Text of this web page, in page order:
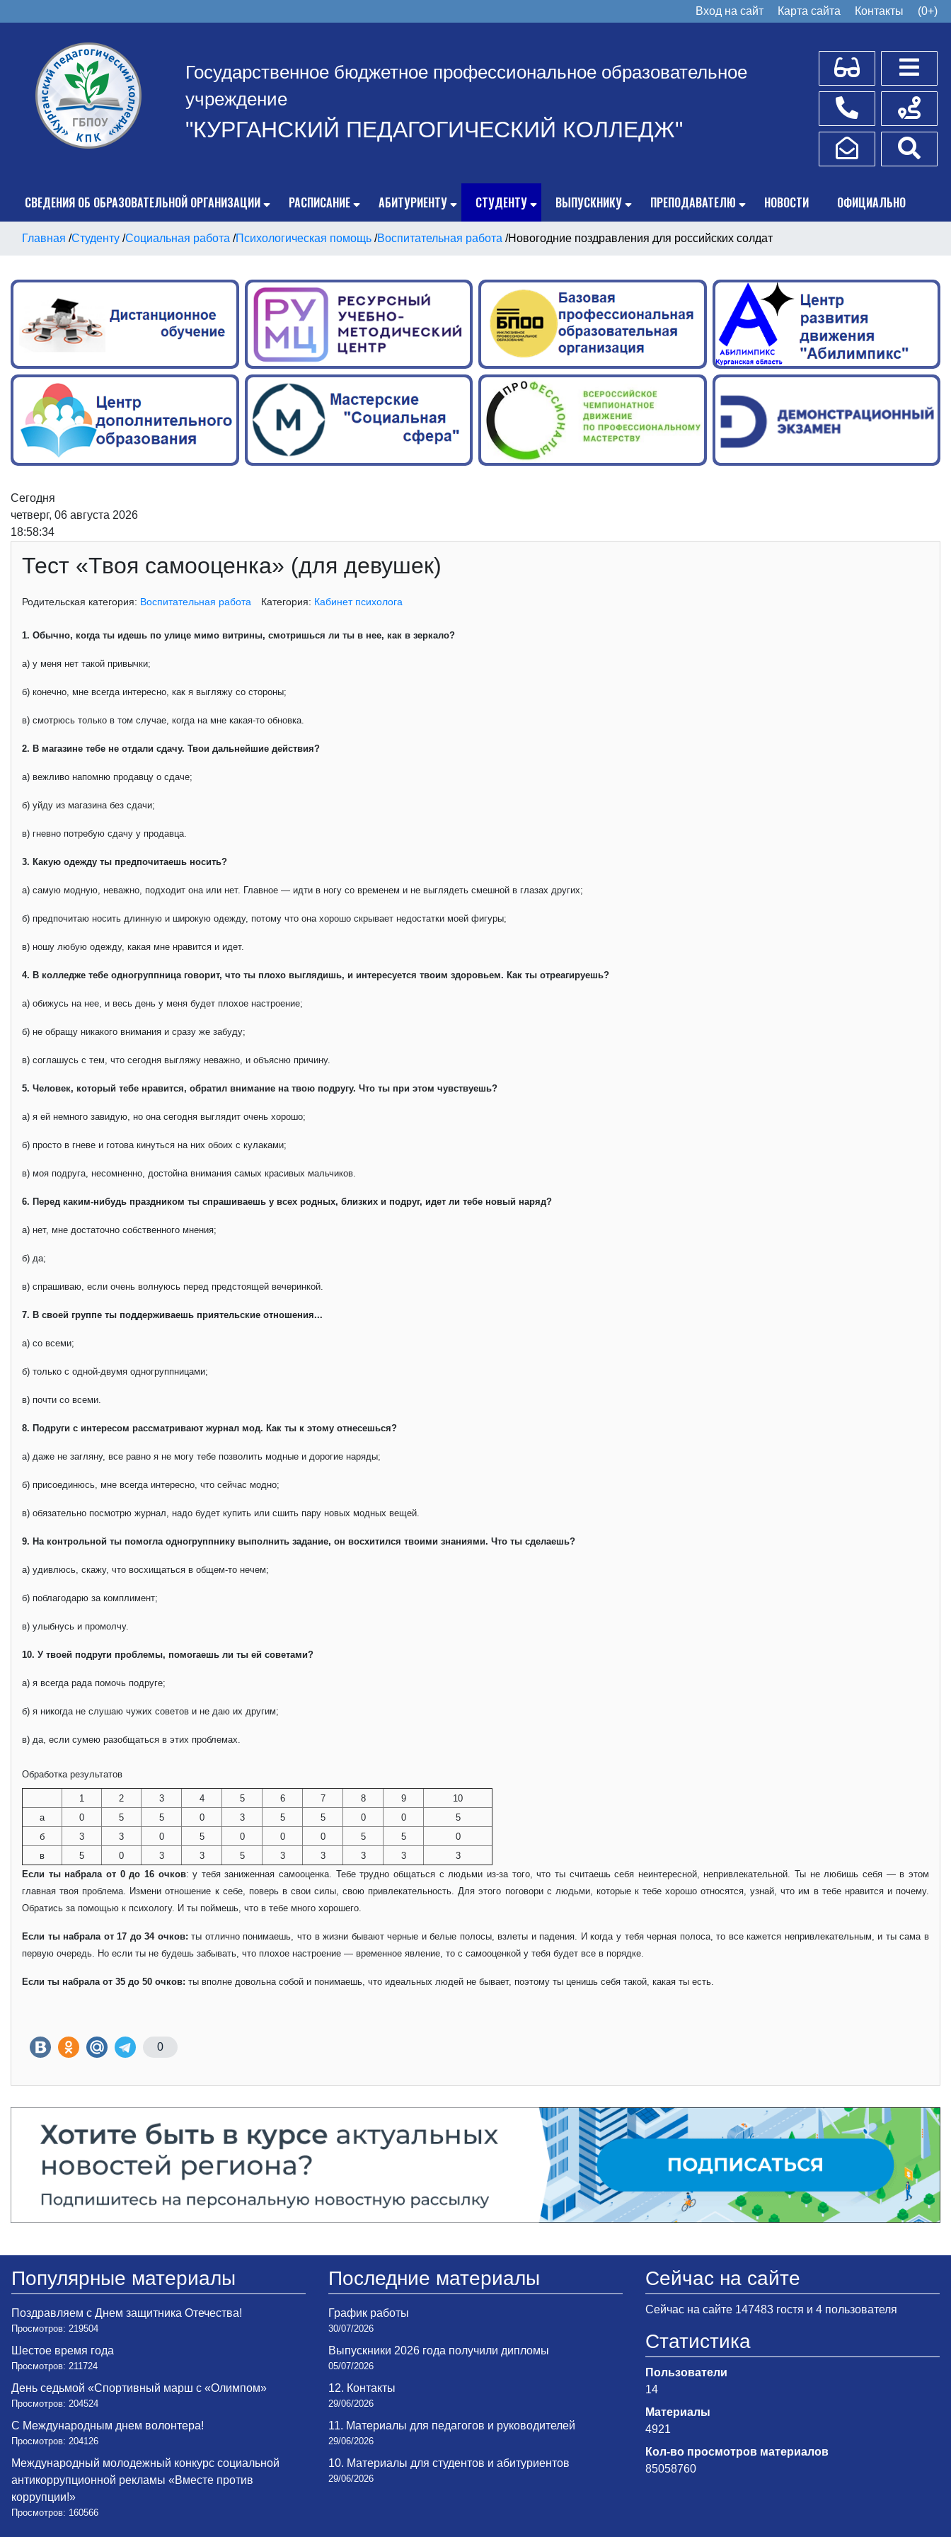
Вход на сайт Карта сайта Контакты (0+)
Государственное бюджетное профессиональное образовательное
учреждение
"КУРГАНСКИЙ ПЕДАГОГИЧЕСКИЙ КОЛЛЕДЖ"
Для слабовидящих
Телефоны
Написать обращение
Схема
СВЕДЕНИЯ ОБ ОБРАЗОВАТЕЛЬНОЙ ОРГАНИЗАЦИИ РАСПИСАНИЕ АБИТУРИЕНТУ СТУДЕНТУ ВЫПУСКНИКУ ПРЕПОДАВАТЕЛЮ НОВОСТИ ОФИЦИАЛЬНО
Главная /Студенту /Социальная работа /Психологическая помощь /Воспитательная работа /Новогодние поздравления для российских солдат
Сегодня
четверг, 06 августа 2026
18:58:35
Тест «Твоя самооценка» (для девушек)
Родительская категория: Воспитательная работа Категория: Кабинет психолога
1. Обычно, когда ты идешь по улице мимо витрины, смотришься ли ты в нее, как в зеркало?
а) у меня нет такой привычки;
б) конечно, мне всегда интересно, как я выгляжу со стороны;
в) смотрюсь только в том случае, когда на мне какая-то обновка.
2. В магазине тебе не отдали сдачу. Твои дальнейшие действия?
а) вежливо напомню продавцу о сдаче;
б) уйду из магазина без сдачи;
в) гневно потребую сдачу у продавца.
3. Какую одежду ты предпочитаешь носить?
а) самую модную, неважно, подходит она или нет. Главное — идти в ногу со временем и не выглядеть смешной в глазах других;
б) предпочитаю носить длинную и широкую одежду, потому что она хорошо скрывает недостатки моей фигуры;
в) ношу любую одежду, какая мне нравится и идет.
4. В колледже тебе одногруппница говорит, что ты плохо выглядишь, и интересуется твоим здоровьем. Как ты отреагируешь?
а) обижусь на нее, и весь день у меня будет плохое настроение;
б) не обращу никакого внимания и сразу же забуду;
в) соглашусь с тем, что сегодня выгляжу неважно, и объясню причину.
5. Человек, который тебе нравится, обратил внимание на твою подругу. Что ты при этом чувствуешь?
а) я ей немного завидую, но она сегодня выглядит очень хорошо;
б) просто в гневе и готова кинуться на них обоих с кулаками;
в) моя подруга, несомненно, достойна внимания самых красивых мальчиков.
6. Перед каким-нибудь праздником ты спрашиваешь у всех родных, близких и подруг, идет ли тебе новый наряд?
а) нет, мне достаточно собственного мнения;
б) да;
в) спрашиваю, если очень волнуюсь перед предстоящей вечеринкой.
7. В своей группе ты поддерживаешь приятельские отношения...
а) со всеми;
б) только с одной-двумя одногруппницами;
в) почти со всеми.
8. Подруги с интересом рассматривают журнал мод. Как ты к этому отнесешься?
а) даже не загляну, все равно я не могу тебе позволить модные и дорогие наряды;
б) присоединюсь, мне всегда интересно, что сейчас модно;
в) обязательно посмотрю журнал, надо будет купить или сшить пару новых модных вещей.
9. На контрольной ты помогла одногруппнику выполнить задание, он восхитился твоими знаниями. Что ты сделаешь?
а) удивлюсь, скажу, что восхищаться в общем-то нечем;
б) поблагодарю за комплимент;
в) улыбнусь и промолчу.
10. У твоей подруги проблемы, помогаешь ли ты ей советами?
а) я всегда рада помочь подруге;
б) я никогда не слушаю чужих советов и не даю их другим;
в) да, если сумею разобщаться в этих проблемах.
Обработка результатов
1 2 3 4 5 6 7 8 9
10
а
0 5 5 0 3 5 5 0 0
5
б
3 3 0 5 0 0 0 5 5
0
в
5 0 3 3 5 3 3 3 3
3
Если ты набрала от 0 до 16 очков: у тебя заниженная самооценка. Тебе трудно общаться с людьми из-за того, что ты считаешь себя неинтересной, непривлекательной. Ты не любишь себя — в этом
главная твоя проблема. Измени отношение к себе, поверь в свои силы, свою привлекательность. Для этого поговори с людьми, которые к тебе хорошо относятся, узнай, что им в тебе нравится и почему.
Обратись за помощью к психологу. И ты поймешь, что в тебе много хорошего.
Если ты набрала от 17 до 34 очков: ты отлично понимаешь, что в жизни бывают черные и белые полосы, взлеты и падения. И когда у тебя черная полоса, то все кажется непривлекательным, и ты сама в
первую очередь. Но если ты не будешь забывать, что плохое настроение — временное явление, то с самооценкой у тебя будет все в порядке.
Если ты набрала от 35 до 50 очков: ты вполне довольна собой и понимаешь, что идеальных людей не бывает, поэтому ты ценишь себя такой, какая ты есть.
0
Популярные материалы
Поздравляем с Днем защитника Отечества!
Просмотров: 219504
Шестое время года
Просмотров: 211724
День седьмой «Спортивный марш с «Олимпом»
Просмотров: 204524
С Международным днем волонтера!
Просмотров: 204126
Международный молодежный конкурс социальной
антикоррупционной рекламы «Вместе против
коррупции!»
Просмотров: 160566
Последние материалы
График работы
30/07/2026
Выпускники 2026 года получили дипломы
05/07/2026
12. Контакты
29/06/2026
11. Материалы для педагогов и руководителей
29/06/2026
10. Материалы для студентов и абитуриентов
29/06/2026
Сейчас на сайте
Сейчас на сайте 147483 гостя и 4 пользователя
Статистика
Пользователи
14
Материалы
4921
Кол-во просмотров материалов
85058760